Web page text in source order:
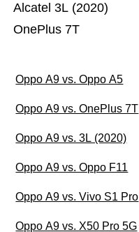
OnePlus 7T
Alcatel 3L (2020)
Oppo A9 vs. Oppo A5
Oppo A9 vs. OnePlus 7T
Oppo A9 vs. 3L (2020)
Oppo A9 vs. Oppo F11
Oppo A9 vs. Vivo S1 Pro
Oppo A9 vs. X50 Pro 5G